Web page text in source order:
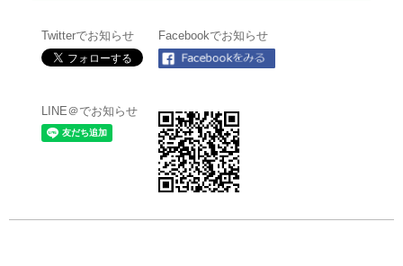
Twitterでお知らせ Facebookでお知らせ
LINE＠でお知らせ